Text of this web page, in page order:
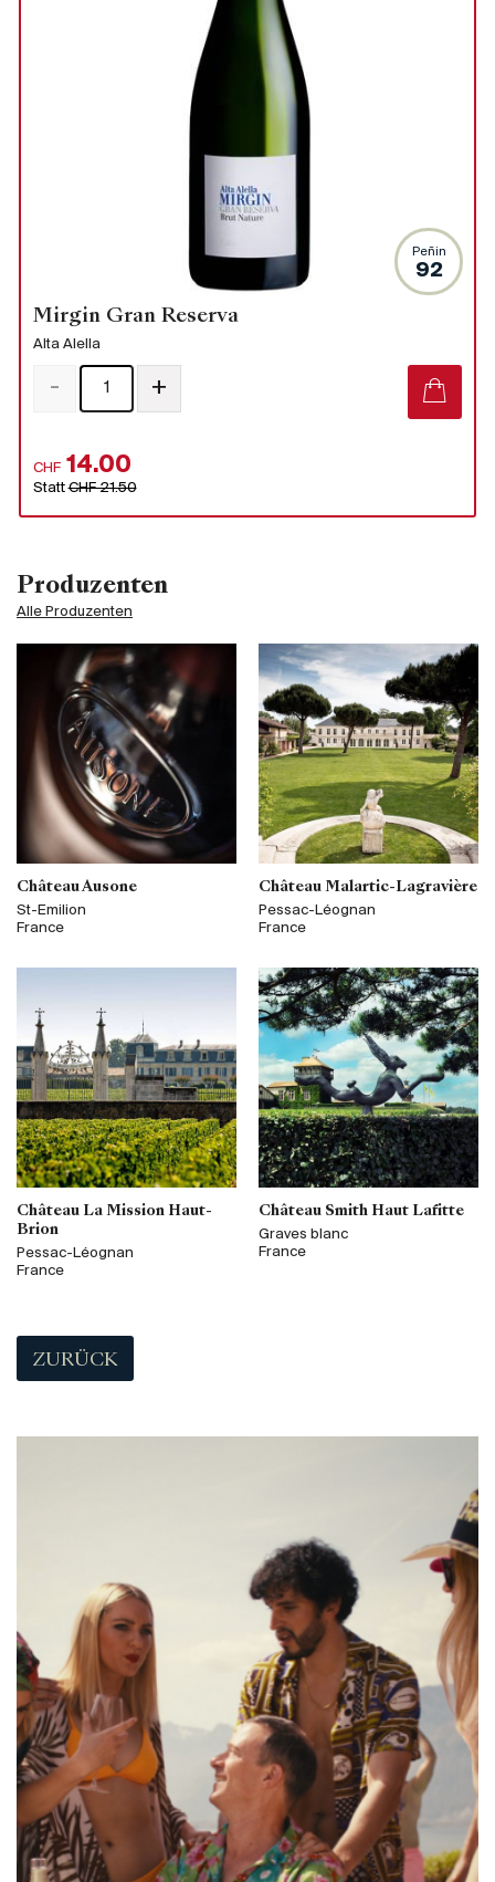
Produzenten
Alle Produzenten
Château Ausone
St-Emilion
France
Château Malartic-Lagravière
Pessac-Léognan
France
Château La Mission Haut-
Brion
Pessac-Léognan
France
Château Smith Haut Lafitte
Graves blanc
France
ZURÜCK
Peñin
92
Mirgin Gran Reserva
Alta Alella
CHF 14.00
StattCHF 21.50
- +